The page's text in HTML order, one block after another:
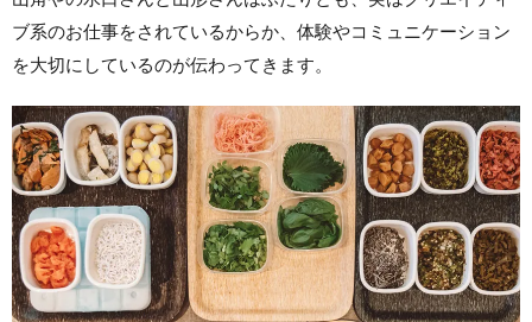
ブ系のお仕事をされているからか、体験やコミュニケーション
を大切にしているのが伝わってきます。